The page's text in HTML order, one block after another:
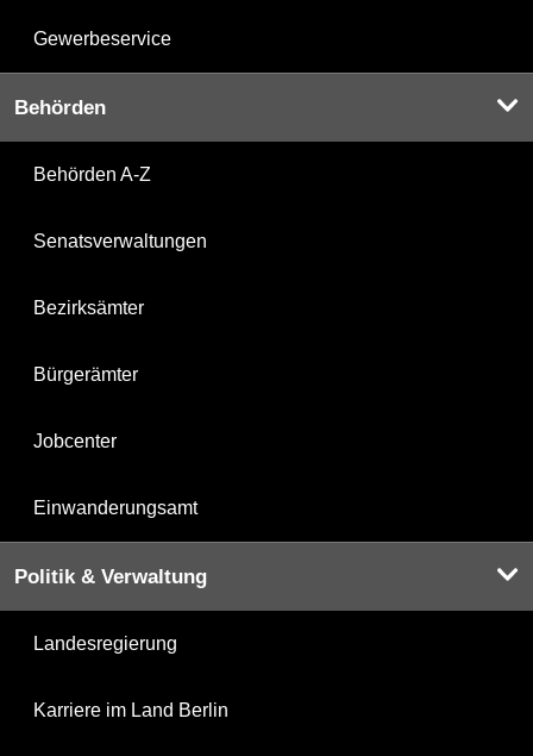
Gewerbeservice
Behörden
Behörden A-Z
Senatsverwaltungen
Bezirksämter
Bürgerämter
Jobcenter
Einwanderungsamt
Politik & Verwaltung
Landesregierung
Karriere im Land Berlin